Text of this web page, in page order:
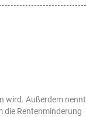
wird. Außerdem nennt
die Rentenminderung